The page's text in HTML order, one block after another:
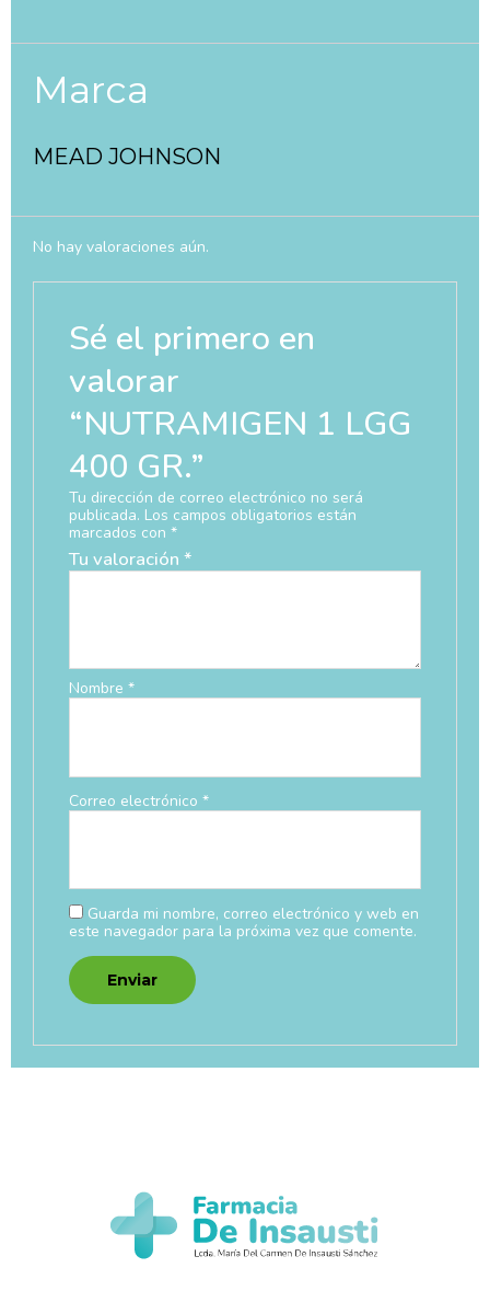
Marca
MEAD JOHNSON
No hay valoraciones aún.
Sé el primero en
valorar
“NUTRAMIGEN 1 LGG
400 GR.”
Tu dirección de correo electrónico no será
publicada. Los campos obligatorios están
marcados con *
Tu valoración *
Nombre *
Correo electrónico *
Guarda mi nombre, correo electrónico y web en
este navegador para la próxima vez que comente.